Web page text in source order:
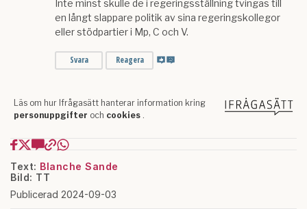
Text: Blanche Sande
Bild: TT
Publicerad 2024-09-03